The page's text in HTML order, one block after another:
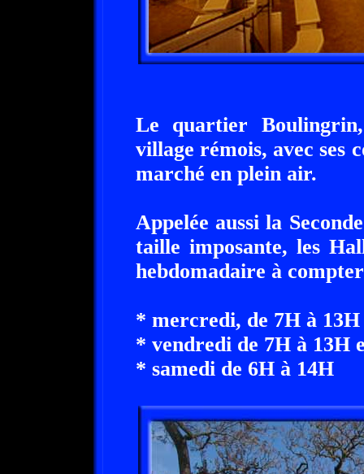
Le quartier
village rémois, avec ses
marché en plein air.
Appelée aussi la
taille imposante, les
hebdomadaire à
* mercredi, de 7H à 13H
* vendredi de 7H à 13H
* samedi de 6H à 14H